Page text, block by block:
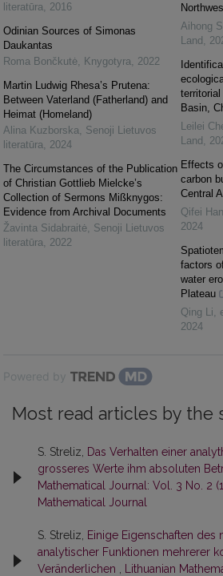
literatūra, 2016
Odinian Sources of Simonas
Daukantas
Roma Bončkutė, Knygotyra, 2022
Martin Ludwig Rhesa’s Prutena:
Between Vaterland (Fatherland) and
Heimat (Homeland)
Alina Kuzborska, Senoji Lietuvos
literatūra, 2024
The Circumstances of the Publication
of Christian Gottlieb Mielcke’s
Collection of Sermons Mißknygos:
Evidence from Archival Documents
Žavinta Sidabraitė, Senoji Lietuvos
literatūra, 2022
Aihong
Land ,
Basin,
Leilei
Land ,
Effects
carbon
Central
Qifei
2024
factors
water
Plateau
Qing Li,
2024
Powered by
Most read articles by the
S. Streliz,
Das Verhalten einer
grosseres Werte ihm absoluten
Mathematical Journal: Vol. 3 No. 2
Mathematical Journal
S. Streliz,
Einige Eigenschaften des
analytischer Funktionen mehrerer
Veränderlichen
Lithuanian